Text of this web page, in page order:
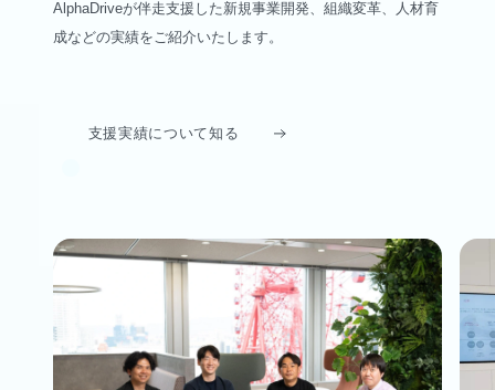
AlphaDriveが伴走支援した新規事業開発、組織変革、人材育
成などの実績をご紹介いたします。
支援実績について知る